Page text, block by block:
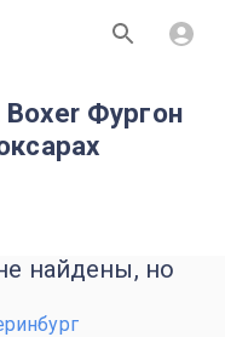
Фургон
найдены, но